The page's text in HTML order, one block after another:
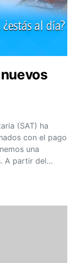
(SAT) ha
con el pago
una
A partir del…